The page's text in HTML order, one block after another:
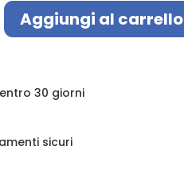
Aggiungi al carrello
30 giorni
sicuri